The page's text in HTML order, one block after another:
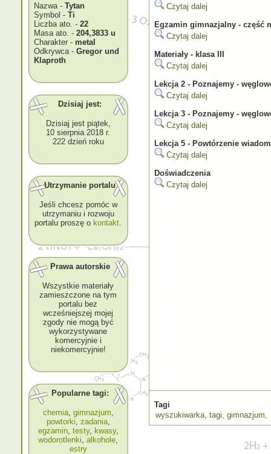
Nazwa - Tytan
Symbol - Ti
Liczba ato. - 22
Masa ato. - 204,3833 u
Charakter - metal
Odkrywca - Gregor und
Klaproth
Dzisiaj jest:
Dzisiaj jest piątek,
10 sierpnia 2018 r.
222 dzień roku
Utrzymanie portalu
Jeśli chcesz pomóc w
utrzymaniu i rozwoju
portalu proszę o kontakt.
Prawa autorskie
Wszystkie materiały
zamieszczone na tym
portalu bez
wcześniejszej mojej
zgody nie mogą być
wykorzystywane
komercyjnie i
niekomercyjnie!
Popularne tagi:
chemia, gimnazjum,
powtorki, zadania,
egzamin, testy, kwasy,
wodorotlenki, alkohole,
estry
Czytaj dalej
Egzamin gimnazjalny - część
Czytaj dalej
Materiały - klasa III
Czytaj dalej
Lekcja 2 - Poznajemy -
Czytaj dalej
Lekcja 3 - Poznajemy -
Czytaj dalej
Lekcja 5 - Powtórzenie
Czytaj dalej
Doświadczenia
Czytaj dalej
Tagi
wyszukiwarka, tagi, gimnazjum,